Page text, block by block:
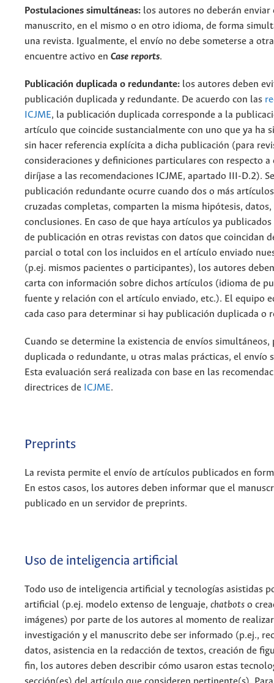
Postulaciones simultáneas: los autores no deberán enviar
manuscrito, en el mismo o en otro idioma, de forma
una revista. Igualmente, el envío no debe someterse a
encuentre activo en Case reports.
Publicación duplicada o redundante: los autores deben
publicación duplicada y redundante. De acuerdo con las
ICJME, la publicación duplicada corresponde a la
artículo que coincide sustancialmente con uno que ya ha
sin hacer referencia explícita a dicha publicación (para
consideraciones y definiciones particulares con respecto a
diríjase a las recomendaciones ICJME, apartado III-D.2).
publicación redundante ocurre cuando dos o más
cruzadas completas, comparten la misma hipótesis,
conclusiones. En caso de que haya artículos ya
de publicación en otras revistas con datos que coincidan
parcial o total con los incluidos en el artículo enviado
(p.ej. mismos pacientes o participantes), los autores
carta con información sobre dichos artículos (idioma de
fuente y relación con el artículo enviado, etc.). El equipo
cada caso para determinar si hay publicación duplicada o
Cuando se determine la existencia de envíos simultáneos,
duplicada o redundante, u otras malas prácticas, el envío
Esta evaluación será realizada con base en las
directrices de ICJME.
Preprints
La revista permite el envío de artículos publicados en
En estos casos, los autores deben informar que el
publicado en un servidor de preprints.
Uso de inteligencia artificial
Todo uso de inteligencia artificial y tecnologías asistidas
artificial (p.ej. modelo extenso de lenguaje, chatbots o
imágenes) por parte de los autores al momento de
investigación y el manuscrito debe ser informado (p.ej.,
datos, asistencia en la redacción de textos, creación de
fin, los autores deben describir cómo usaron estas